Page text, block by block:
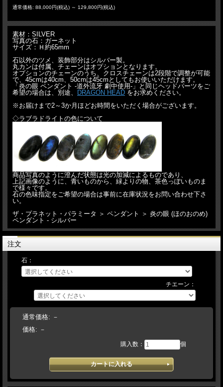
通常価格: 88,000円(税込) ～ 129,800円(税込)
素材：SILVER
写真の石：ガーネット
サイズ：Ｈ約65mm
石以外のツメ、装飾部分はシルバー製。
丸カンは付属、チェーンはオプションとなります。
オプションのチェーンのうち、クロスチェーンは2段階で調整が可能
で、45cmは40cm、50cmは45cmとしてもお使いいただけます。
「炎の眼 ペンダント -道外流牙 劇中使用-」と同じヘッドパーツをご
希望の場合は、別途、
DRAGON HEAD をお求めください。
※お届けまで2～3か月ほどお時間をいただく場合がございます。
◇ラブラドライトの色について
商品写真のように澄んだ状態は光の加減によるものであり、
上記画像のように、青いものから、緑よりの物、茶色っぽいものま
で様々です。
石の色味指定をご希望の場合は事前に在庫状況をお問い合わせ下さ
い。
ザ・プラネット・パラミータ ＞ ペンダント ＞ 炎の眼 (ほのおのめ)
ペンダント - シルバー
注文
石：
チエーン：
通常価格: －
価格: －
購入数： 個